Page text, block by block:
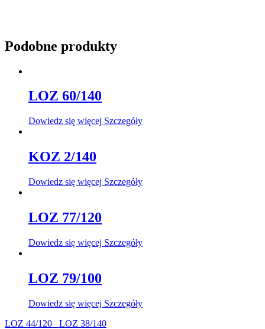
Podobne produkty
LOZ 60/140
Dowiedz się więcej Szczegóły
KOZ 2/140
Dowiedz się więcej Szczegóły
LOZ 77/120
Dowiedz się więcej Szczegóły
LOZ 79/100
Dowiedz się więcej Szczegóły
LOZ 44/120
LOZ 38/140